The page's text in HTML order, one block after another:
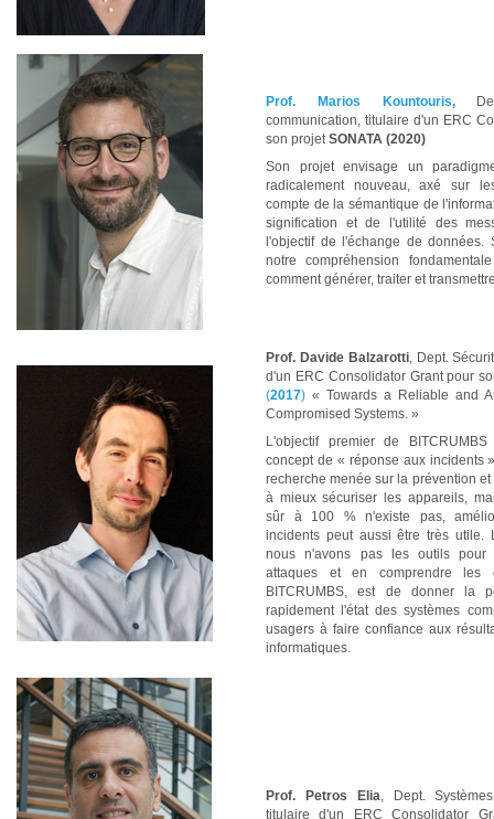
Prof. Marios Kountouris,
communication, titulaire d'un ERC
son projetSONATA (2020)
Son projet envisage un
radicalement nouveau, axé sur
compte de la sémantique de
signification et de l'utilité des
l'objectif de l'échange de données.
notre compréhension
comment générer, traiter et
Prof. Davide Balzarotti, Dept.
d'un ERC Consolidator Grant pour
(2017) « Towards a Reliable and
Compromised Systems. »
L'objectif premier de
concept de « réponse aux incidents
recherche menée sur la prévention
à mieux sécuriser les appareils,
sûr à 100 % n'existe pas,
incidents peut aussi être très utile.
nous n'avons pas les outils pour
attaques et en comprendre les
BITCRUMBS, est de donner la
rapidement l'état des systèmes
usagers à faire confiance aux
informatiques.
Prof. Petros Elia, Dept.
titulaire d'un ERC Consolidator